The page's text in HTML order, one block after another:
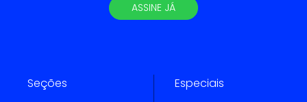
ASSINE JÁ
Seções Especiais